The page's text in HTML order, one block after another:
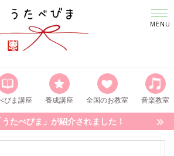
びま講座 養成講座 全国のお教室 音楽教室
たべびま」が紹介されました！